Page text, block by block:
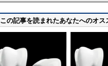
この記事を読まれたあなたへのオス